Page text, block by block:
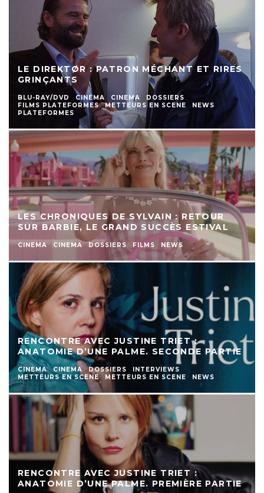
LE DIREKTØR : PATRON MÉCHANT ET RIRES
GRINÇANTS
BLU-RAY/DVD CINÉMA CINEMA
DOSSIERS
FILMS PLATEFORMES
METTEURS EN SCENE
NEWS
PLATEFORMES
LES CHRONIQUES DE SYLVAIN : RETOUR
SUR BARBIE, LE GRAND SUCCÈS ESTIVAL
CINEMA CINEMA DOSSIERS FILMS NEWS
RENCONTRE AVEC JUSTINE TRIET :
ANATOMIE D’UNE PALME. SECONDE PARTIE
CINEMA CINEMA DOSSIERS
INTERVIEWS
METTEURS EN SCENE
METTEURS EN SCENE NEWS
RENCONTRE AVEC JUSTINE TRIET :
ANATOMIE D’UNE PALME. PREMIÈRE PARTIE